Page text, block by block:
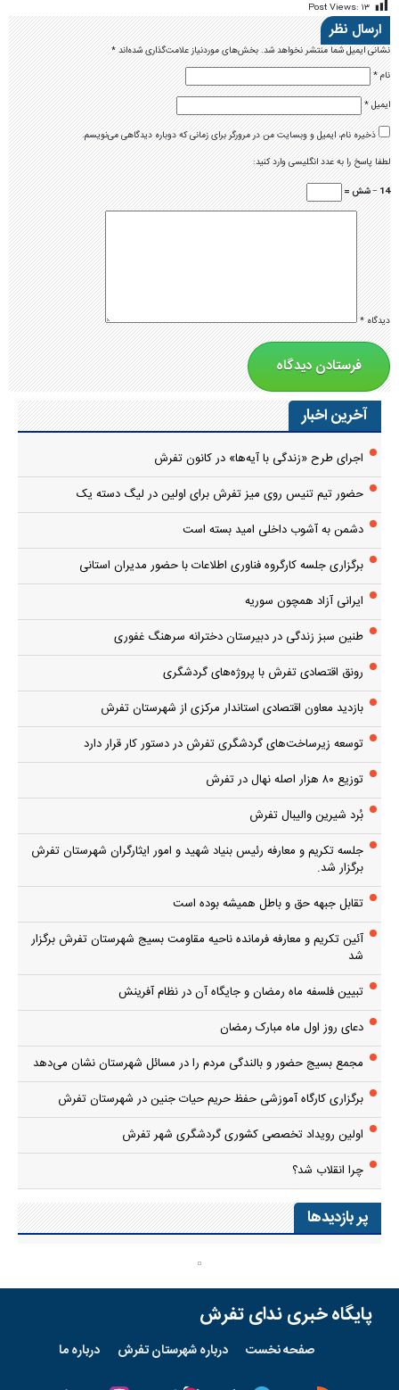
Post Views: ۱۳
ارسال نظر
نشانی ایمیل شما منتشر نخواهد شد.بخش‌های موردنیاز علامت‌گذاری شده‌اند*
نام*
ایمیل*
ذخیره نام، ایمیل و وبسایت من در مرورگر برای زمانی که دوباره دیدگاهی می‌نویسم.
لطفا پاسخ را به عدد انگلیسی وارد کنید:
14 − شش =
دیدگاه*
آخرین اخبار
اجرای طرح «زندگی با آیه‌ها» در کانون تفرش
حضور تیم تنیس روی میز تفرش برای اولین در لیگ دسته یک
دشمن به آشوب داخلی امید بسته است
برگزاری جلسه کارگروه فناوری اطلاعات با حضور مدیران استانی
ایرانی آزاد همچون سوریه
طنین سبز زندگی در دبیرستان دخترانه سرهنگ غفوری
رونق اقتصادی تفرش با پروژه‌های گردشگری
بازدید معاون اقتصادی استاندار مرکزی از شهرستان تفرش
توسعه زیرساخت‌های گردشگری تفرش در دستور کار قرار دارد
توزیع ۸۰ هزار اصله نهال در تفرش
بُرد شیرین والیبال تفرش
جلسه تکریم و معارفه رئیس بنیاد شهید و امور ایثارگران شهرستان تفرش
برگزار شد.
تقابل جبهه حق و باطل همیشه بوده است
آئین تکریم و معارفه فرمانده ناحیه مقاومت بسیج شهرستان تفرش برگزار
شد
تبیین فلسفه ماه رمضان و جایگاه آن در نظام آفرینش
دعای روز اول ماه مبارک رمضان
مجمع بسیج حضور و بالندگی مردم را در مسائل شهرستان نشان می‌دهد
برگزاری کارگاه آموزشی حفظ حریم حیات جنین در شهرستان تفرش
اولین رویداد تخصصی کشوری گردشگری شهر تفرش
چرا انقلاب شد؟
پر بازدیدها
پایگاه خبری ندای تفرش
صفحه نخست درباره شهرستان تفرش درباره ما